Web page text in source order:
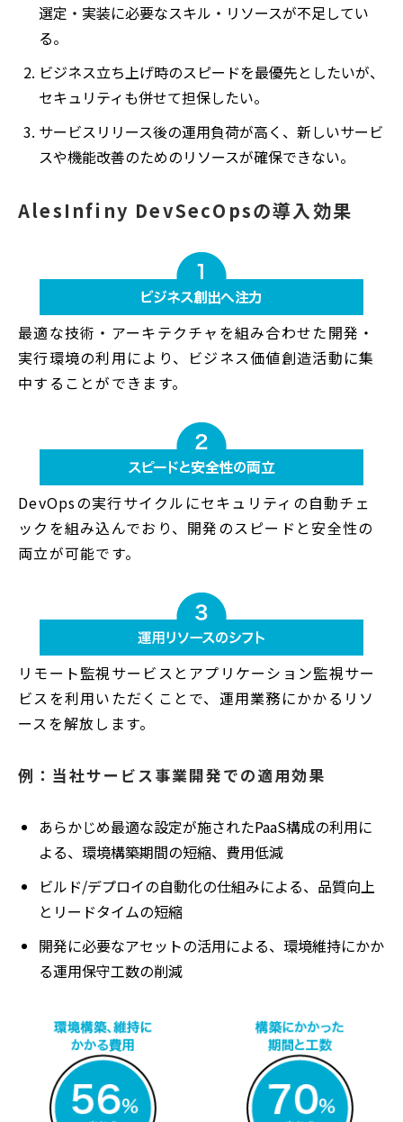
選定・実装に必要なスキル・リソースが不足してい
る。
ビジネス立ち上げ時のスピードを最優先としたいが、
セキュリティも併せて担保したい。
サービスリリース後の運用負荷が高く、新しいサービ
スや機能改善のためのリソースが確保できない。
AlesInfiny DevSecOpsの導入効果
最適な技術・アーキテクチャを組み合わせた開発・
実行環境の利用により、ビジネス価値創造活動に集
中することができます。
DevOpsの実行サイクルにセキュリティの自動チェ
ックを組み込んでおり、開発のスピードと安全性の
両立が可能です。
リモート監視サービスとアプリケーション監視サー
ビスを利用いただくことで、運用業務にかかるリソ
ースを解放します。
例：当社サービス事業開発での適用効果
あらかじめ最適な設定が施されたPaaS構成の利用に
よる、環境構築期間の短縮、費用低減
ビルド/デプロイの自動化の仕組みによる、品質向上
とリードタイムの短縮
開発に必要なアセットの活用による、環境維持にかか
る運用保守工数の削減